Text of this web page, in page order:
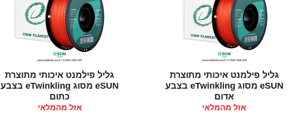
תצוגה מהירה
גליל פילמנט איכותי מתוצרת
eSUN מסוג eTwinkling בצבע
אדום
אזל מהמלאי
תצוגה מהירה
גליל פילמנט איכותי מתוצרת
eSUN מסוג eTwinkling בצבע
כתום
אזל מהמלאי